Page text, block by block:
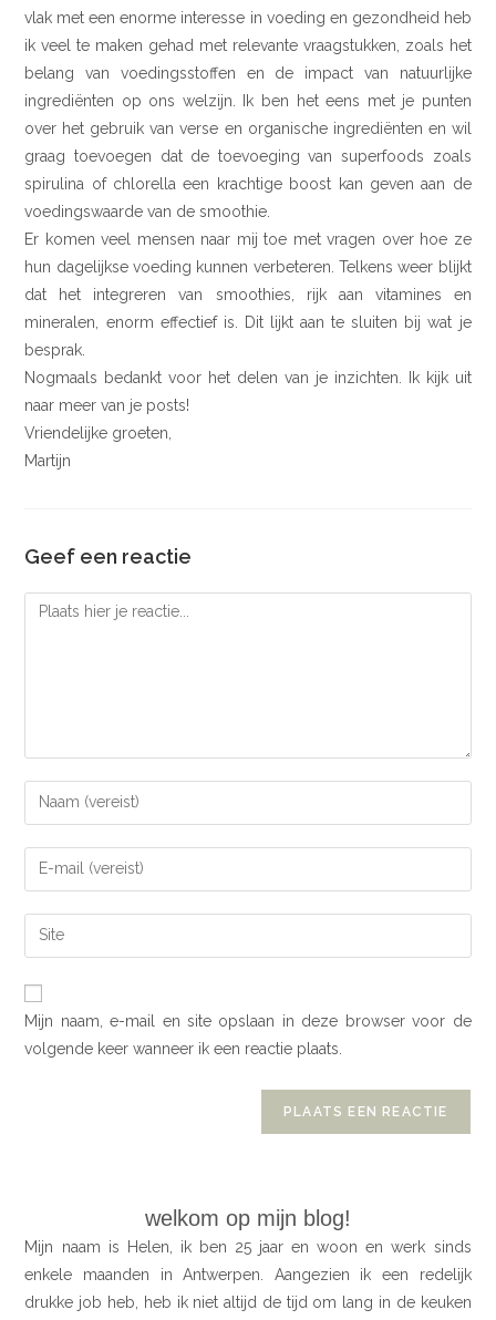
vlak met een enorme interesse in voeding en gezondheid heb
ik veel te maken gehad met relevante vraagstukken, zoals het
belang van voedingsstoffen en de impact van natuurlijke
ingrediënten op ons welzijn. Ik ben het eens met je punten
over het gebruik van verse en organische ingrediënten en wil
graag toevoegen dat de toevoeging van superfoods zoals
spirulina of chlorella een krachtige boost kan geven aan de
voedingswaarde van de smoothie.
Er komen veel mensen naar mij toe met vragen over hoe ze
hun dagelijkse voeding kunnen verbeteren. Telkens weer blijkt
dat het integreren van smoothies, rijk aan vitamines en
mineralen, enorm effectief is. Dit lijkt aan te sluiten bij wat je
besprak.
Nogmaals bedankt voor het delen van je inzichten. Ik kijk uit
naar meer van je posts!
Vriendelijke groeten,
Martijn
Geef een reactie
Mijn naam, e-mail en site opslaan in deze browser voor de
volgende keer wanneer ik een reactie plaats.
welkom op mijn blog!
Mijn naam is Helen, ik ben 25 jaar en woon en werk sinds
enkele maanden in Antwerpen. Aangezien ik een redelijk
drukke job heb, heb ik niet altijd de tijd om lang in de keuken